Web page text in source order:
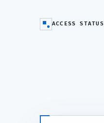
ACCESS STATUS